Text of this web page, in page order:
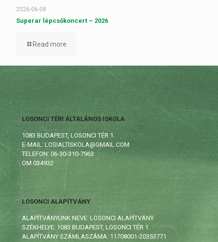
2026-06-08
Superar lépcsőkoncert – 2026
Read more
LOSONCI TÉRI ÁLTALÁNOS ISKOLA
1083 BUDAPEST, LOSONCI TÉR 1.
E-MAIL: LOSIALTISKOLA@GMAIL.COM
TELEFON: 06-30-310-7963
OM 034932
LOSONCI ALAPÍTVÁNY
ALAPÍTVÁNYUNK NEVE: LOSONCI ALAPÍTVÁNY
SZÉKHELYE: 1083 BUDAPEST, LOSONCI TÉR 1.
ALAPÍTVÁNY SZÁMLASZÁMA: 11708001-20353771